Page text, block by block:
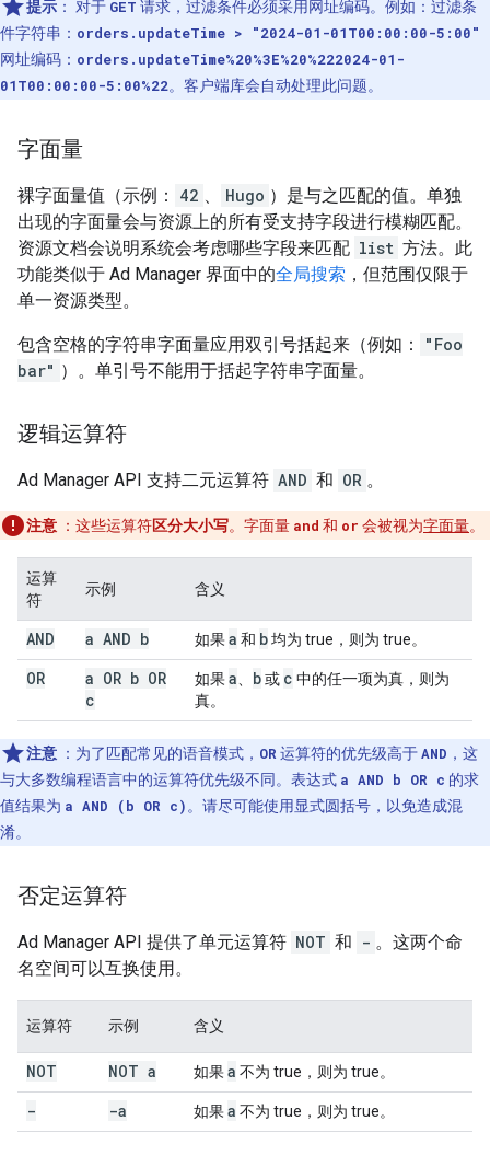
提示 ： 对于 GET 请求，过滤条件必须采用网址编码。例如：过滤条
件字符串： orders.updateTime > "2024-01-01T00:00:00-5:00"
网址编码： orders.updateTime%20%3E%20%222024-01-
01T00:00:00-5:00%22。客户端库会自动处理此问题。
字面量
裸字面量值（示例： 42 、 Hugo ）是与之匹配的值。单独
出现的字面量会与资源上的所有受支持字段进行模糊匹配。
资源文档会说明系统会考虑哪些字段来匹配 list 方法。此
功能类似于 Ad Manager 界面中的全局搜索 ，但范围仅限于
单一资源类型。
包含空格的字符串字面量应用双引号括起来（例如：
"Foo
bar" ）。单引号不能用于括起字符串字面量。
逻辑运算符
Ad Manager API 支持二元运算符 AND 和 OR 。
注意 ：这些运算符区分大小写。字面量 and 和 or 会被视为字面量。
运算
符
示例 含义
AND a AND b 如果a 和 b均为 true，则为 true。
OR
a OR b OR
c
如果a b或 c 中的任一项为真，则为
真。
注意 ：为了匹配常见的语音模式， OR 运算符的优先级高于AND ，这
与大多数编程语言中的运算符优先级不同。表达式 a AND b OR c 的求
值结果为 a AND (b OR c) 。请尽可能使用显式圆括号，以免造成混
淆。
否定运算符
Ad Manager API 提供了单元运算符 NOT 和 - 。这两个命
名空间可以互换使用。
运算符 示例 含义
NOT NOT a 如果a 不为 true，则为 true。
- -a 如果a 不为 true，则为 true。